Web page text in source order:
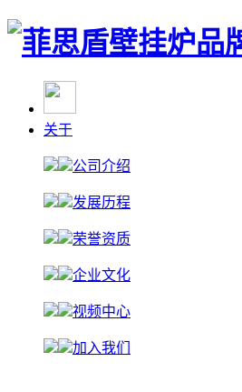
关于
公司介绍
发展历程
荣誉资质
企业文化
视频中心
加入我们